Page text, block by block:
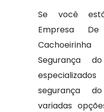
Se você
Empresa
Segurança
segurança
variadas